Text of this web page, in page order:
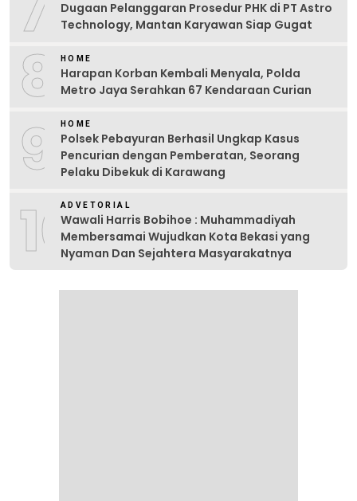
Dugaan Pelanggaran Prosedur PHK di PT Astro
Technology, Mantan Karyawan Siap Gugat
8 HOME
Harapan Korban Kembali Menyala, Polda
Metro Jaya Serahkan 67 Kendaraan Curian
9 HOME
Polsek Pebayuran Berhasil Ungkap Kasus
Pencurian dengan Pemberatan, Seorang
Pelaku Dibekuk di Karawang
10ADVETORIAL
Wawali Harris Bobihoe : Muhammadiyah
Membersamai Wujudkan Kota Bekasi yang
Nyaman Dan Sejahtera Masyarakatnya